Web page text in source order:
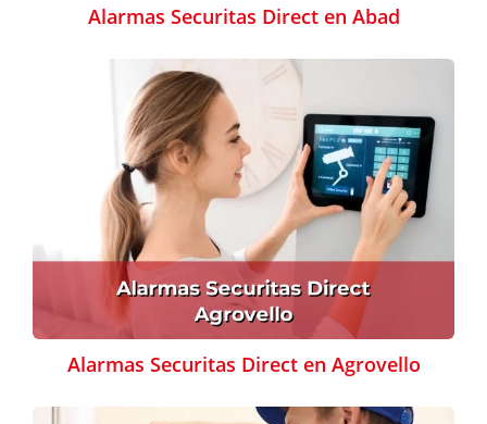
Alarmas Securitas Direct en Abad
Alarmas Securitas Direct en Agrovello